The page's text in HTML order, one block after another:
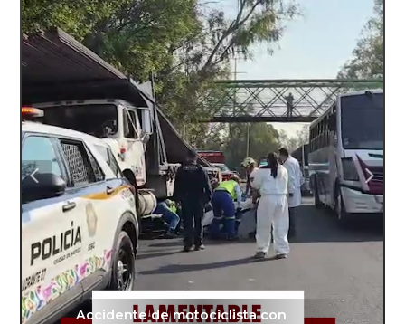
Accidente de motociclista con